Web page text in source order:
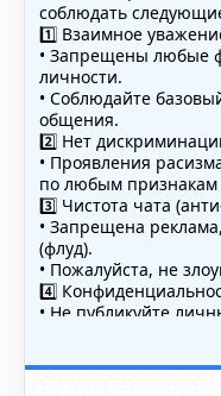
соблюдать
1️⃣ Взаимное
• Запрещены любые
личности.
• Соблюдайте
общения.
2️⃣ Нет
• Проявления
по любым
3️⃣ Чистота чата
• Запрещена
(флуд).
• Пожалуйста, не
4️⃣
• Не публикуйте
• Обсуждайте темы,